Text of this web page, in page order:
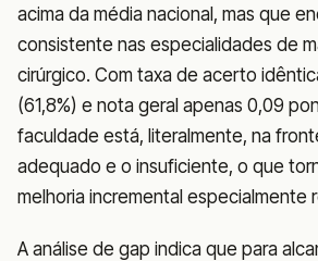
acima da média nacional, mas que
consistente nas especialidades de
cirúrgico. Com taxa de acerto
(61,8%) e nota geral apenas 0,09
faculdade está, literalmente, na
adequado e o insuficiente, o que
melhoria incremental especialmente
A análise de gap indica que para